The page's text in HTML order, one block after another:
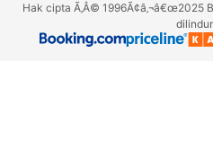
Hak cipta Ã‚Â© 1996Ã¢â‚¬â€œ2025